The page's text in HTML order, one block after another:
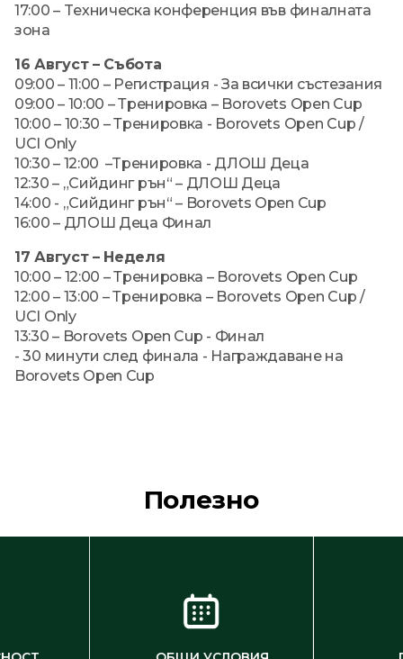
17:00 – Tехническа конференция във финалната
зона
16 Август – Събота
09:00 – 11:00 – Регистрация - За всички състезания
09:00 – 10:00 – Тренировка – Borovets Open Cup
10:00 – 10:30 – Тренировка - Borovets Open Cup /
UCI Only
10:30 – 12:00 –Tренировка - ДЛОШ Деца
12:30 – „Сийдинг рън“ – ДЛОШ Деца
14:00 - „Сийдинг рън“ – Borovets Open Cup
16:00 – ДЛОШ Деца Финал
17 Август – Неделя
10:00 – 12:00 – Тренировка – Borovets Open Cup
12:00 – 13:00 – Тренировка – Borovets Open Cup /
UCI Only
13:30 – Borovets Open Cup - Финал
- 30 минути след финала - Награждаване на
Borovets Open Cup
Полезно